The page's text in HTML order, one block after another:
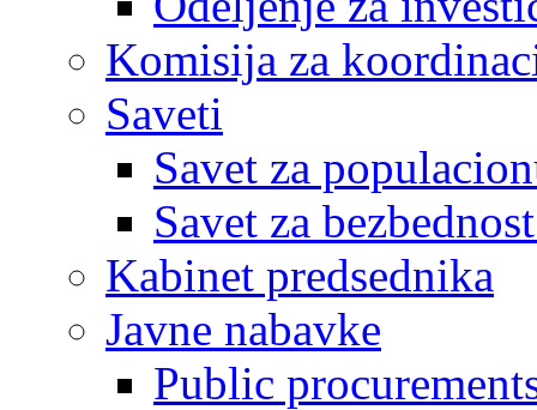
Komisija za
Saveti
Savet za
Savet za
Kabinet predsednika
Javne nabavke
Public